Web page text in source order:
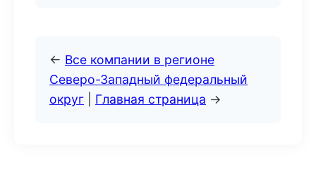
← Все компании в регионе
Северо-Западный федеральный
округ
Главная страница →